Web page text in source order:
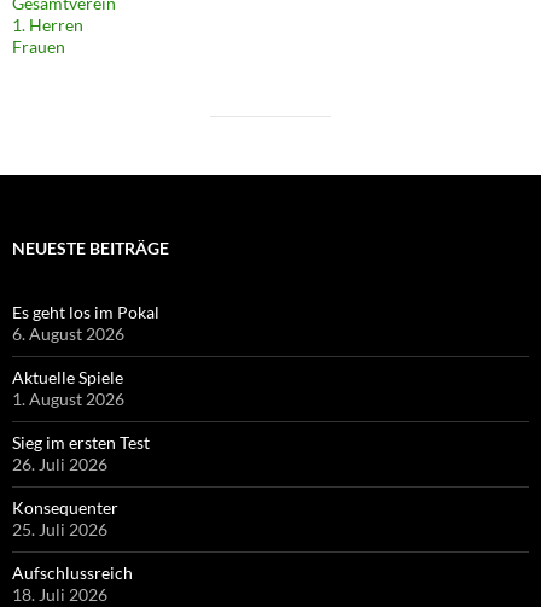
1. Herren
Frauen
NEUESTE BEITRÄGE
Es geht los im Pokal
6. August 2026
Aktuelle Spiele
1. August 2026
Sieg im ersten Test
26. Juli 2026
Konsequenter
25. Juli 2026
Aufschlussreich
18. Juli 2026